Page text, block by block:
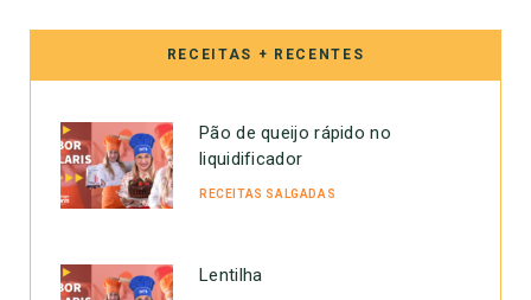
RECEITAS + RECENTES
Pão de queijo rápido no
liquidificador
RECEITAS SALGADAS
Lentilha